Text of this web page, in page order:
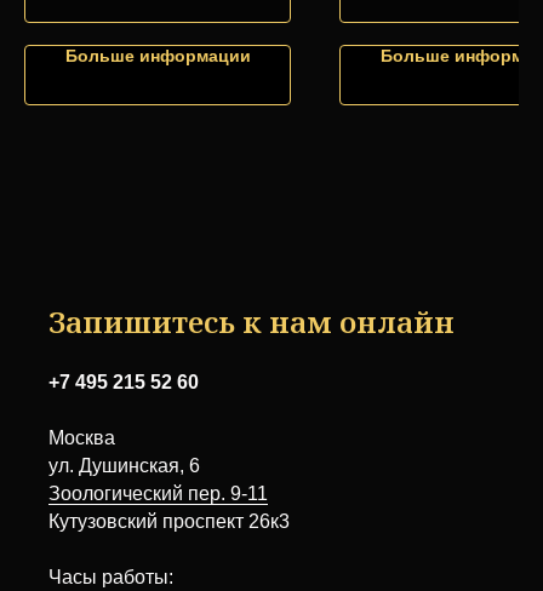
Больше информации Больше
Запишитесь к нам онлайн
+7 495 215 52 60
Москва
ул. Душинская, 6
Зоологический пер. 9-11
Кутузовский проспект 26к3
Часы работы: